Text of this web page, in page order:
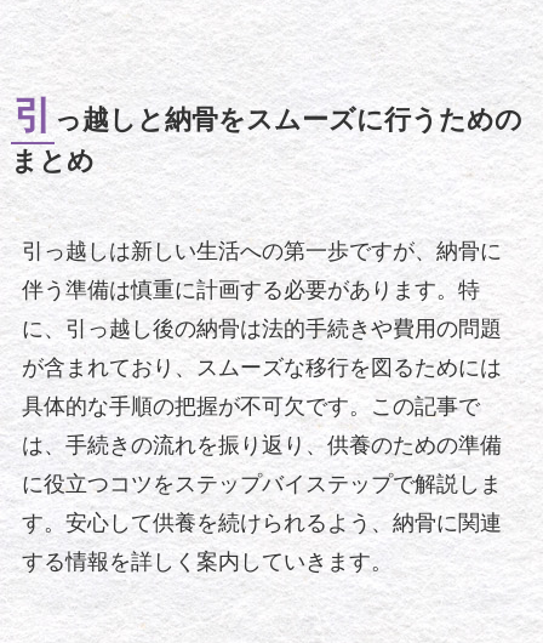
引 っ越しと納骨をスムーズに行うための
まとめ
引っ越しは新しい生活への第一歩ですが、納骨に
伴う準備は慎重に計画する必要があります。特
に、引っ越し後の納骨は法的手続きや費用の問題
が含まれており、スムーズな移行を図るためには
具体的な手順の把握が不可欠です。この記事で
は、手続きの流れを振り返り、供養のための準備
に役立つコツをステップバイステップで解説しま
す。安心して供養を続けられるよう、納骨に関連
する情報を詳しく案内していきます。